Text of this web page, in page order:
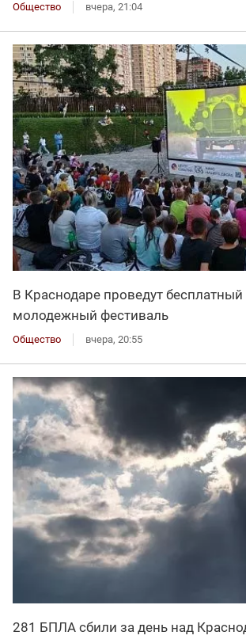
Общество вчера, 21:04
В Краснодаре проведут
молодежный фестиваль
Общество вчера, 20:55
281 БПЛА сбили за день над